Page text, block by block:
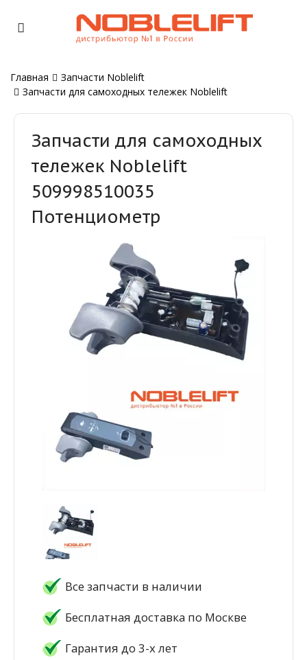
Главная
Запчасти Noblelift
Запчасти для самоходных тележек Noblelift
Запчасти для самоходных
тележек Noblelift
509998510035
Потенциометр
Все запчасти в наличии
Бесплатная доставка по Москве
Гарантия до 3-х лет